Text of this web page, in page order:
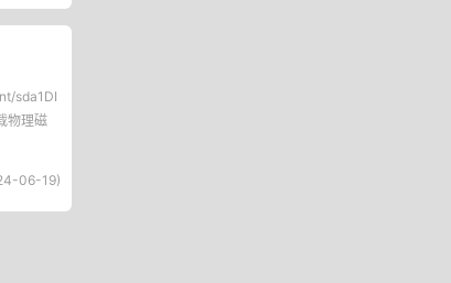
sda1DI
物理磁
06-19)